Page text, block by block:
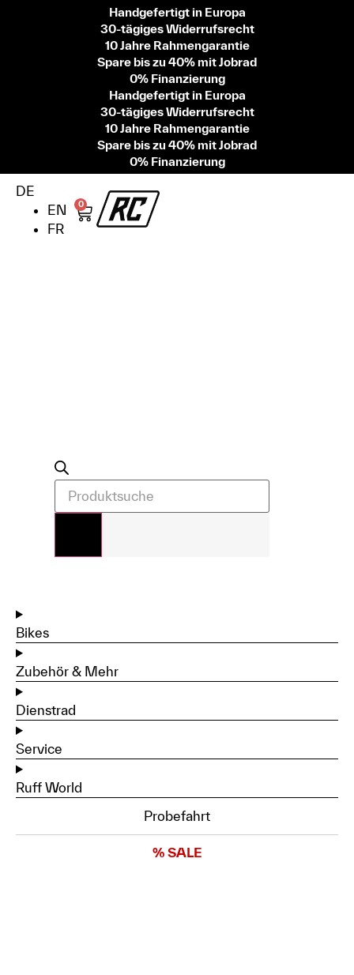
Handgefertigt in Europa
30-tägiges Widerrufsrecht
10 Jahre Rahmengarantie
Spare bis zu 40% mit Jobrad
0% Finanzierung
Handgefertigt in Europa
30-tägiges Widerrufsrecht
10 Jahre Rahmengarantie
Spare bis zu 40% mit Jobrad
0% Finanzierung
DE
EN
FR
0
Bikes
Zubehör & Mehr
Dienstrad
Service
Ruff World
Probefahrt
% SALE